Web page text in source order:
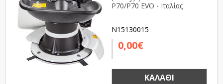
P70/P70 EVO - Ιταλίας
N15130015
0,00€
ΚΑΛΆΘΙ